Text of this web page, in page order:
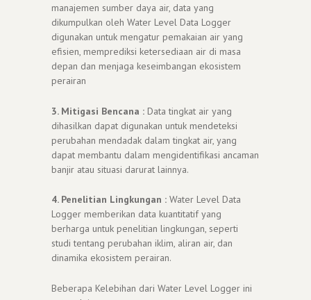
manajemen sumber daya air, data yang
dikumpulkan oleh Water Level Data Logger
digunakan untuk mengatur pemakaian air yang
efisien, memprediksi ketersediaan air di masa
depan dan menjaga keseimbangan ekosistem
perairan
3. Mitigasi Bencana : Data tingkat air yang
dihasilkan dapat digunakan untuk mendeteksi
perubahan mendadak dalam tingkat air, yang
dapat membantu dalam mengidentifikasi ancaman
banjir atau situasi darurat lainnya.
4. Penelitian Lingkungan : Water Level Data
Logger memberikan data kuantitatif yang
berharga untuk penelitian lingkungan, seperti
studi tentang perubahan iklim, aliran air, dan
dinamika ekosistem perairan.
Beberapa Kelebihan dari Water Level Logger ini